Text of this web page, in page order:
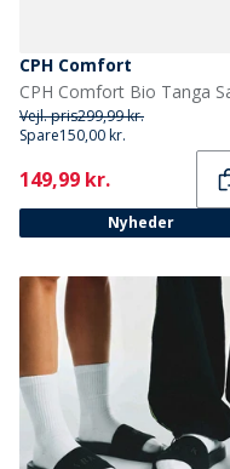
CPH Comfort
Vejl. pris299,99 kr.
Spare150,00 kr.
Current
149,99 kr.
Nyheder